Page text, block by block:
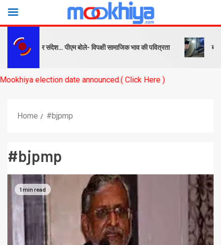
को सबक और संदेश… पीएम बोले- विपक्षी सामाजिक भाव की पवित्रता बनारस
election date announced.( Click Here )
Home #bjpmp
#bjpmp
1 min read